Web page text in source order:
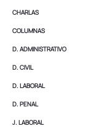
CHARLAS
COLUMNAS
D. ADMINISTRATIVO
D. CIVIL
D. LABORAL
D. PENAL
J. LABORAL